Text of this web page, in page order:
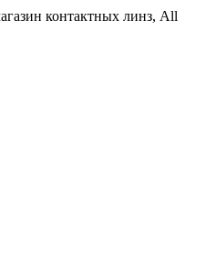
контактных линз, All